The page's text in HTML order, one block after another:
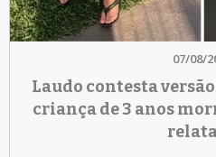
07/08/
Laudo contesta
criança de 3 anos